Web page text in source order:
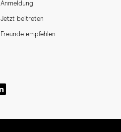
Anmeldung
Jetzt beitreten
Freunde empfehlen